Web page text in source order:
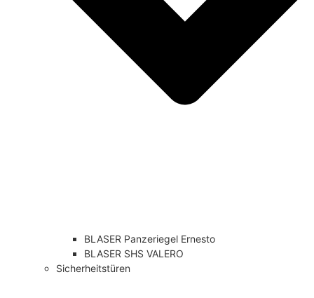
BLASER Panzeriegel Ernesto
BLASER SHS VALERO
Sicherheitstüren